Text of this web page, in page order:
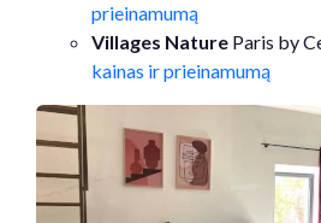
prieinamumą
Villages Nature Paris by
kainas ir prieinamumą